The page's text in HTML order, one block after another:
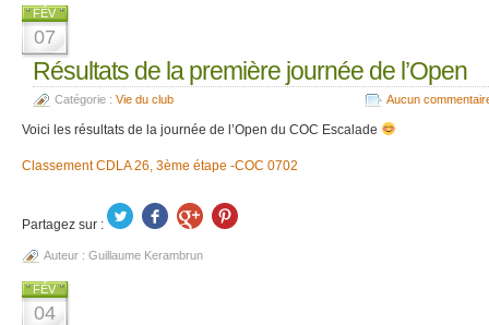
FÉV
07
Résultats de la première journée de l’Open
Catégorie : Vie du club Aucun
Voici les résultats de la journée de l’Open du COC Escalade
Classement CDLA 26, 3ème étape -COC 0702
Partagez sur :
Auteur : Guillaume Kerambrun
FÉV
04